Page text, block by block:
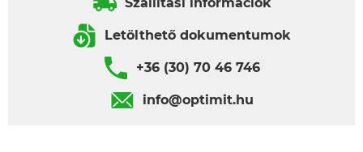
Letölthető dokumentumok
+36 (30) 70 46 746
info@optimit.hu